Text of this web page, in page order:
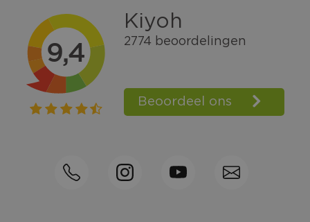
Gratis verzending vanaf € 100,=
Bel +31570592339
Spaarpunten
Shop the Look
Telefonisch bestellen ook mogelijk